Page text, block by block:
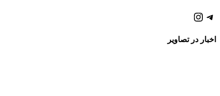
كانال تلگرام باشگاه
صفحه اينستاگرام باشگاه
اخبار در تصاویر